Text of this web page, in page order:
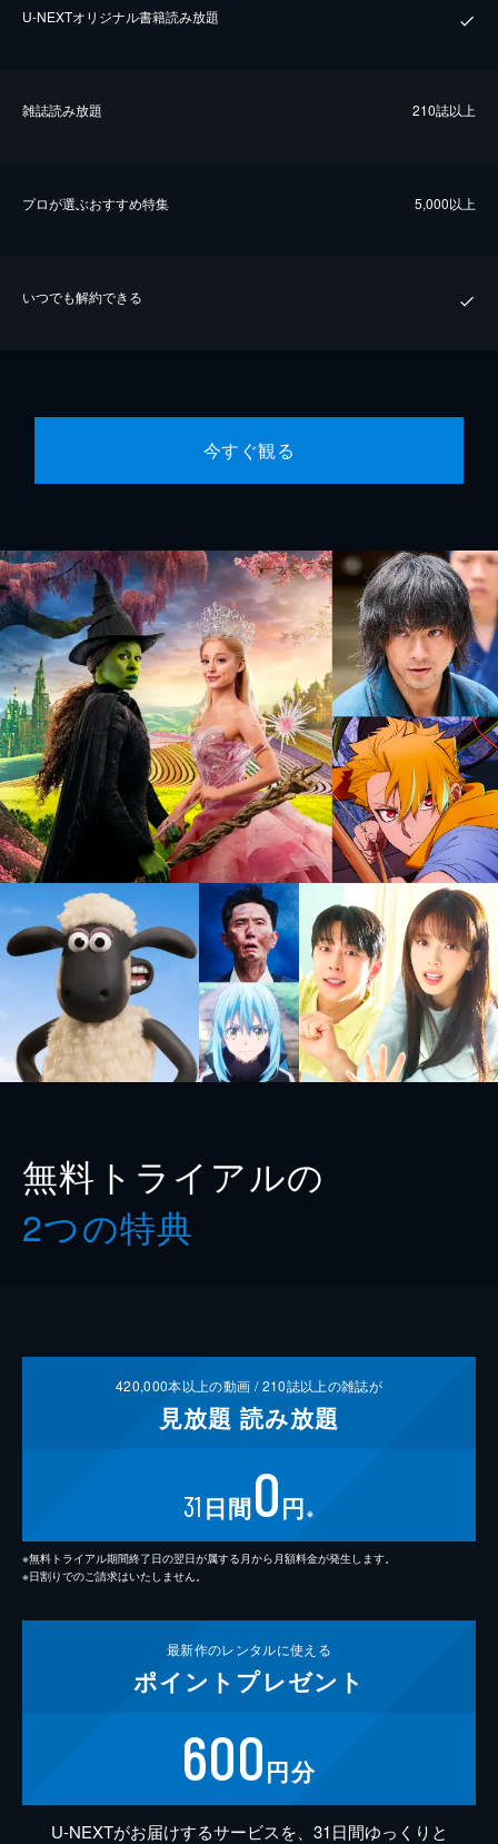
U-NEXTオリジナル書籍読み放題
雑誌読み放題 210誌以上
プロが選ぶおすすめ特集 5,000以上
いつでも解約できる
今すぐ観る
無料トライアルの
2つの特典
420,000本以上の動画 /210誌以上の雑誌が
見放題 読み放題
31 日間0円 ※
※無料トライアル期間終了日の翌日が属する月から月額料金が発生します。
※日割りでのご請求はいたしません。
最新作のレンタルに使える
ポイント プレゼント
600円分
U-NEXTがお届けするサービスを、31日間ゆっくりと